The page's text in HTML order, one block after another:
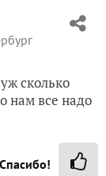
сколько
нам все надо
Спасибо!